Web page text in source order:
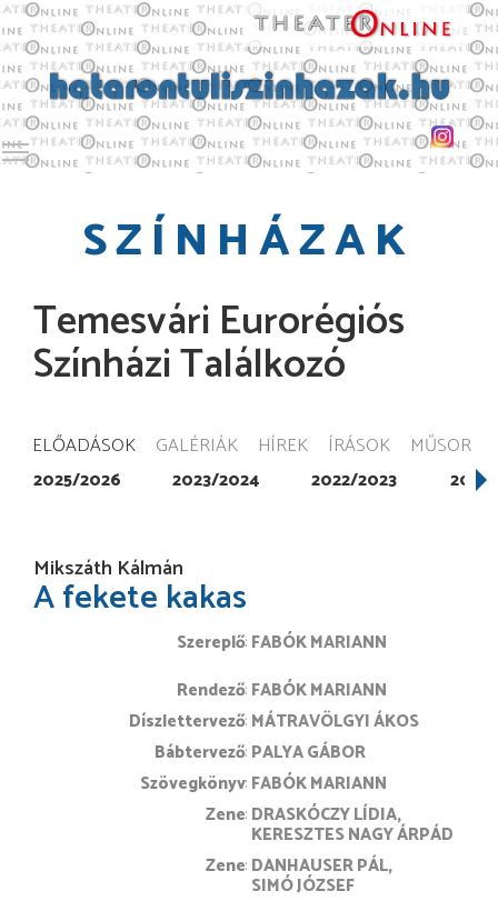
Toggle main menu visibility
SZÍNHÁZAK
Temesvári Eurorégiós
Színházi Találkozó
ELŐADÁSOK GALÉRIÁK HÍREK ÍRÁSOK MŰSOR
2025/2026 2023/2024 2022/2023
Mikszáth Kálmán
A fekete kakas
Szereplő FABÓK MARIANN
rendező FABÓK MARIANN
díszlettervező MÁTRAVÖLGYI ÁKOS
bábtervező PALYA GÁBOR
szövegkönyv FABÓK MARIANN
zene DRASKÓCZY LÍDIA
KERESZTES NAGY ÁRPÁD
zene DANHAUSER PÁL
SIMÓ JÓZSEF